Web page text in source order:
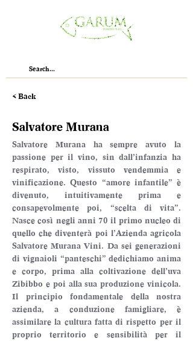
< Back
Salvatore Murana
Salvatore Murana ha sempre avuto la
passione per il vino, sin dall’infanzia ha
respirato, visto, vissuto vendemmia e
vinificazione. Questo “amore infantile” è
divenuto, intuitivamente prima e
consapevolmente poi, “scelta di vita”.
Nasce così negli anni 70 il primo nucleo di
quello che diventerà poi l’Azienda agricola
Salvatore Murana Vini. Da sei generazioni
di vignaioli “panteschi” dedichiamo anima
e corpo, prima alla coltivazione dell’uva
Zibibbo e poi alla sua produzione vinicola.
Il principio fondamentale della nostra
azienda, a conduzione famigliare, è
assimilare la cultura fatta di rispetto per il
proprio territorio e sensibilità per il